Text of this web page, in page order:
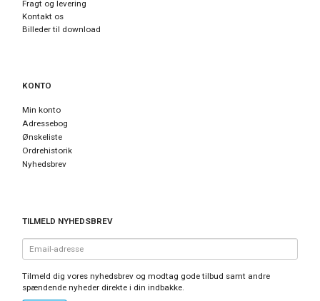
Fragt og levering
Kontakt os
Billeder til download
KONTO
Min konto
Adressebog
Ønskeliste
Ordrehistorik
Nyhedsbrev
TILMELD NYHEDSBREV
adresse
Tilmeld dig vores nyhedsbrev og modtag gode tilbud samt andre
spændende nyheder direkte i din indbakke.